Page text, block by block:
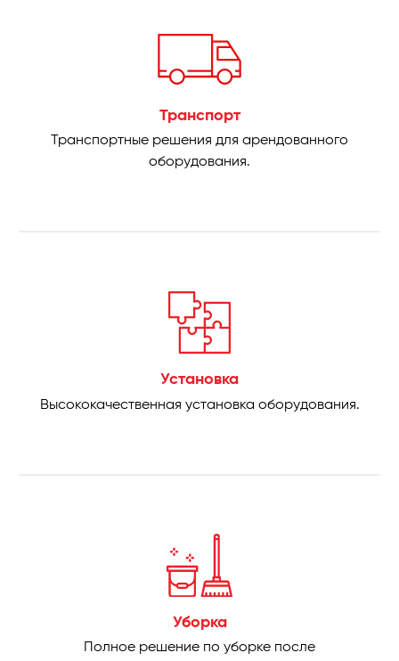
Транспорт
Транспортные решения для арендованного
оборудования.
Установка
Высококачественная установка оборудования.
Уборка
Полное решение по уборке после